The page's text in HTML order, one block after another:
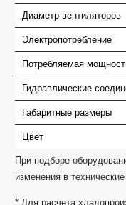
Диаметр вентиляторов
Электропотребление
Потребляемая
Гидравлические
Габаритные размеры
Цвет
При подборе
изменения в
* Для расчета